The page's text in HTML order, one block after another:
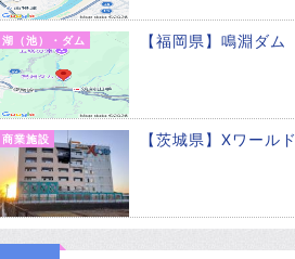
湖（池）・ダム 【福岡県】鳴淵ダム
商業施設 【茨城県】Xワールド